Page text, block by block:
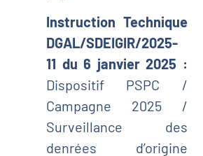
Instruction Technique
DGAL/SDEIGIR/2025-
11 du 6 janvier 2025 :
Dispositif PSPC /
Campagne 2025 /
Surveillance des
denrées d’origine